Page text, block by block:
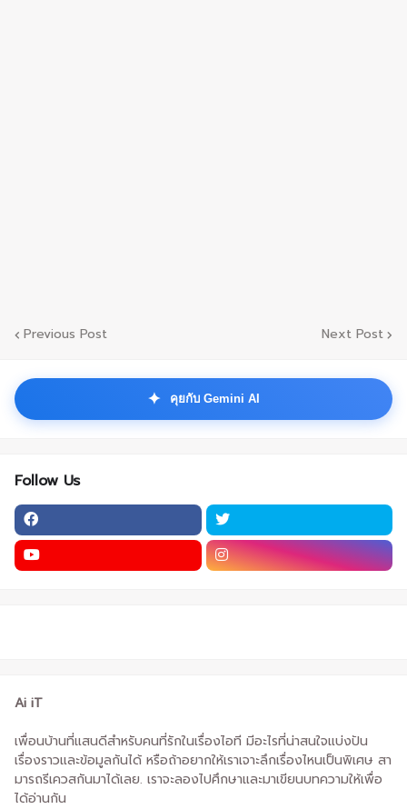
Previous Post Next Post
✦ คุยกับ Gemini AI
Follow Us
Ai iT
เพื่อนบ้านที่แสนดีสำหรับคนที่รักในเรื่องไอที มีอะไรที่น่าสนใจแบ่งปัน
เรื่องราวและข้อมูลกันได้ หรือถ้าอยากให้เราเจาะลึกเรื่องไหนเป็นพิเศษ สา
มารถรีเควสกันมาได้เลย. เราจะลองไปศึกษาและมาเขียนบทความให้เพื่อ
ได้อ่านกัน